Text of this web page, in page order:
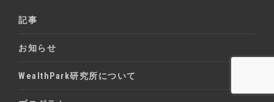
記事
お知らせ
WealthPark研究所について